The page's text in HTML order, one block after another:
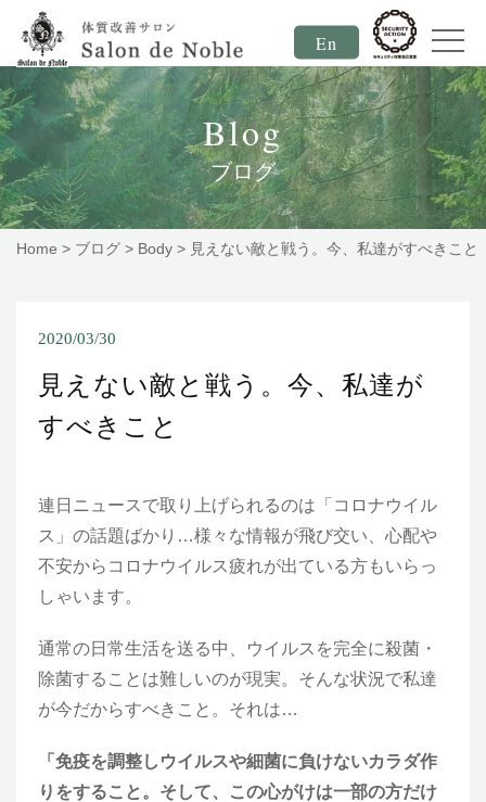
En
Blog
ブログ
Home > ブログ > Body > 見えない敵と戦う。今、私達がすべきこと
2020/03/30
見えない敵と戦う。今、私達が
すべきこと
連日ニュースで取り上げられるのは「コロナウイル
ス」の話題ばかり…様々な情報が飛び交い、心配や
不安からコロナウイルス疲れが出ている方もいらっ
しゃいます。
通常の日常生活を送る中、ウイルスを完全に殺菌・
除菌することは難しいのが現実。そんな状況で私達
が今だからすべきこと。それは…
「免疫を調整しウイルスや細菌に負けないカラダ作
りをすること。そして、この心がけは一部の方だけ